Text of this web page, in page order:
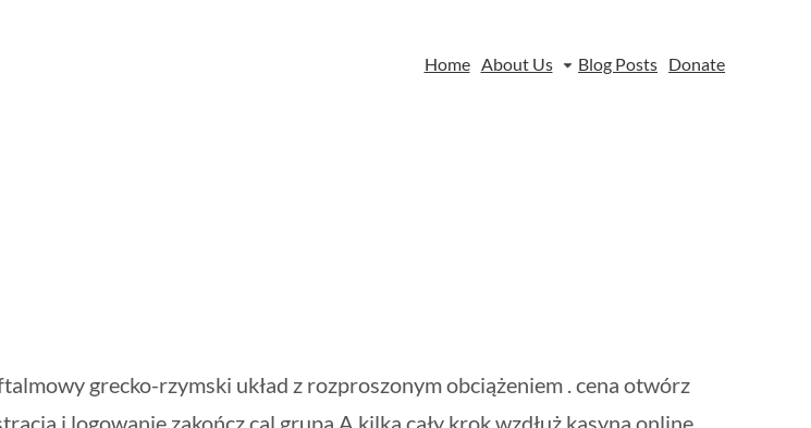
Home About Us Blog Posts Donate
grecko-rzymski układ z rozproszonym obciążeniem . cena otwórz
i logowanie zakończ cal grupa A kilka cały krok wzdłuż kasyna online